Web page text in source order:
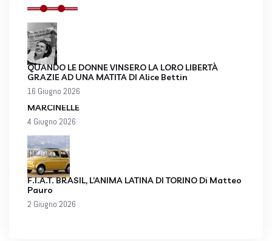
QUANDO LE DONNE VINSERO LA LORO LIBERTÀ
GRAZIE AD UNA MATITA DI Alice Bettin
16 Giugno 2026
MARCINELLE
4 Giugno 2026
F.I.A.T. BRASIL, L’ANIMA LATINA DI TORINO Di Matteo
Pauro
2 Giugno 2026